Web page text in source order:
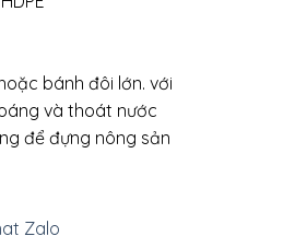
bánh đôi lớn. với
và thoát nước
để đựng nông sản